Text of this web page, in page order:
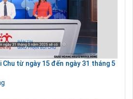
Chu từ ngày 15 đến ngày 31 tháng 5